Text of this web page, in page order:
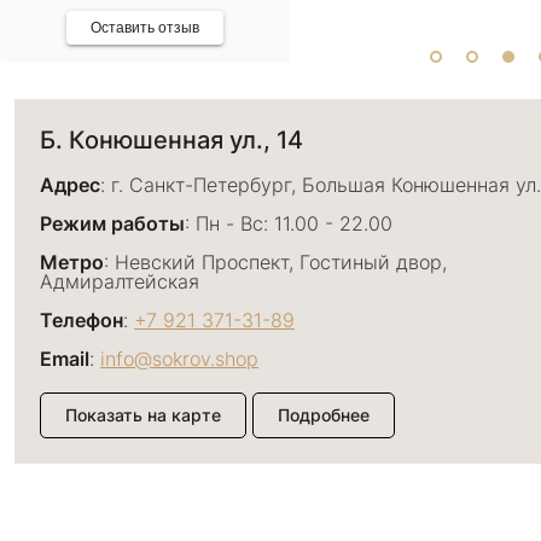
Оставить отзыв
Б. Конюшенная ул., 14
Адрес: г. Санкт-Петербург, Большая Конюшенная
Режим работы: Пн - Вс: 11.00 - 22.00
Метро: Невский Проспект, Гостиный двор,
Адмиралтейская
Телефон: +7 921 371-31-89
Email: info@sokrov.shop
Показать на карте Подробнее